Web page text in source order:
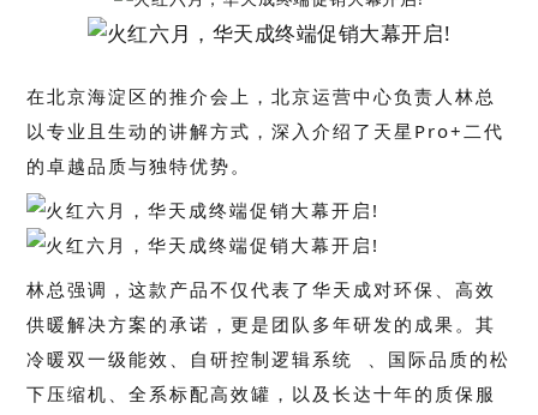
在北京海淀区的推介会上，北京运营中心负责人林总
以专业且生动的讲解方式，深入介绍了天星Pro+二代
的卓越品质与独特优势。
林总强调，这款产品不仅代表了华天成对环保、高效
供暖解决方案的承诺，更是团队多年研发的成果。其
冷暖双一级能效、自研控制逻辑系统
、国际品质的松
下压缩机、全系标配高效罐，以及长达十年的质保服